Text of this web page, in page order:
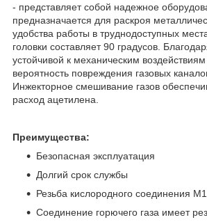
- представляет собой надежное
предназначается для раскроя
удобства работы в труднодоступных
головки составляет 90 градусов.
устойчивой к механическим воздействиям
вероятность повреждения газовых
Инжекторное смешивание газов
расход ацетилена.
Преимущества:
Безопасная эксплуатация
Долгий срок службы
Резьба кислородного соединения
Соединение горючего газа имеет